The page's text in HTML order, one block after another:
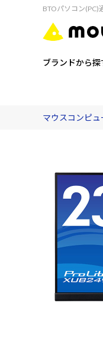
BTOパソコン(PC)
ブランドから探
マウスコンピ